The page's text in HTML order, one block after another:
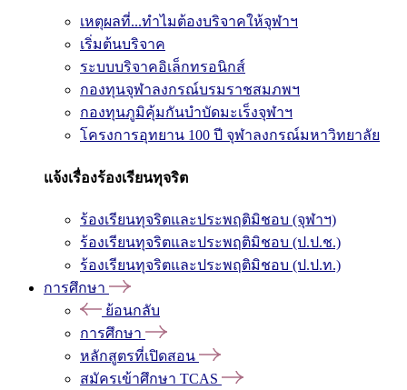
เหตุผลที่...ทำไมต้องบริจาคให้จุฬาฯ
เริ่มต้นบริจาค
ระบบบริจาคอิเล็กทรอนิกส์
กองทุนจุฬาลงกรณ์บรมราชสมภพฯ
กองทุนภูมิคุ้มกันบำบัดมะเร็งจุฬาฯ
โครงการอุทยาน 100 ปี จุฬาลงกรณ์มหาวิทยาลัย
แจ้งเรื่องร้องเรียนทุจริต
ร้องเรียนทุจริตและประพฤติมิชอบ (จุฬาฯ)
ร้องเรียนทุจริตและประพฤติมิชอบ (ป.ป.ช.)
ร้องเรียนทุจริตและประพฤติมิชอบ (ป.ป.ท.)
การศึกษา
ย้อนกลับ
การศึกษา
หลักสูตรที่เปิดสอน
สมัครเข้าศึกษา TCAS